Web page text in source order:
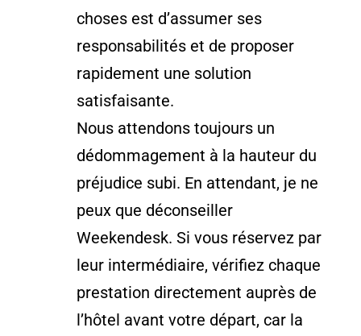
choses est d’assumer ses
responsabilités et de proposer
rapidement une solution
satisfaisante.
Nous attendons toujours un
dédommagement à la hauteur du
préjudice subi. En attendant, je ne
peux que déconseiller
Weekendesk. Si vous réservez par
leur intermédiaire, vérifiez chaque
prestation directement auprès de
l’hôtel avant votre départ, car la